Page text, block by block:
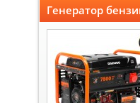
Генератор